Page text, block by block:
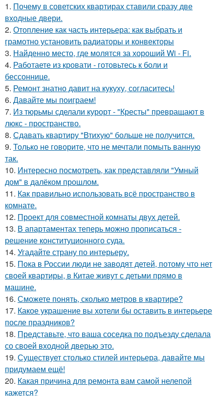
1. Почему в советских квартирах ставили сразу две
входные двери.
2. Отопление как часть интерьера: как выбрать и
грамотно установить радиаторы и конвекторы
3. Найденно место, где молятся за хороший Wi - Fi.
4. Работаете из кровати - готовьтесь к боли и
бессоннице.
5. Ремонт знатно давит на кукуху, согласитесь!
6. Давайте мы поиграем!
7. Из тюрьмы сделали курорт - "Кресты" превращают в
люкс - пространство.
8. Сдавать квартиру "Втихую" больше не получится.
9. Только не говорите, что не мечтали помыть ванную
так.
10. Интересно посмотреть, как представляли "Умный
дом" в далёком прошлом.
11. Как правильно использовать всё пространство в
комнате.
12. Проект для совместной комнаты двух детей.
13. В апартаментах теперь можно прописаться -
решение конституционного суда.
14. Угадайте страну по интерьеру.
15. Пока в России люди не заводят детей, потому что нет
своей квартиры, в Китае живут с детьми прямо в
машине.
16. Сможете понять, сколько метров в квартире?
17. Какое украшение вы хотели бы оставить в интерьере
после праздников?
18. Представьте, что ваша соседка по подъезду сделала
со своей входной дверью это.
19. Существует столько стилей интерьера, давайте мы
придумаем ещё!
20. Какая причина для ремонта вам самой нелепой
кажется?